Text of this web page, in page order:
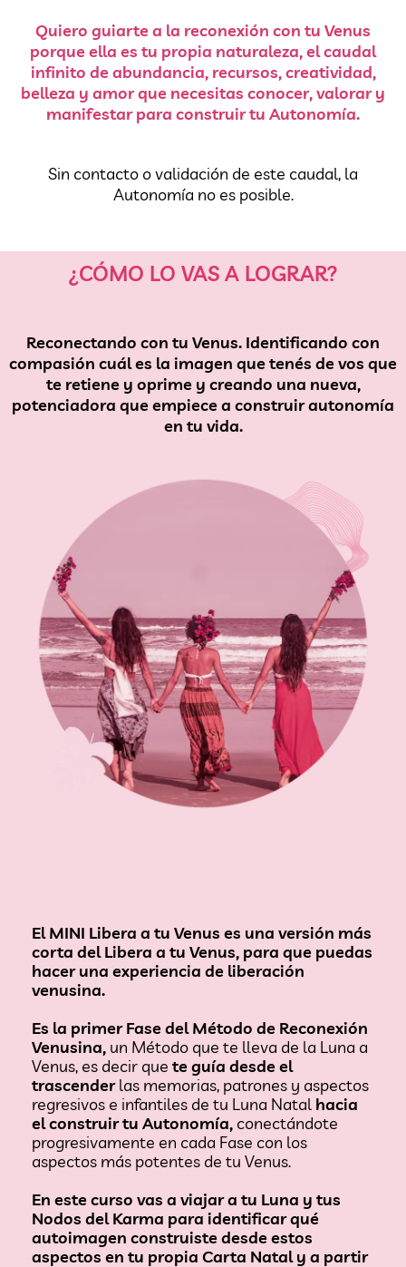
Quiero guiarte a la reconexión con tu Venus
porque ella es tu propia naturaleza, el caudal
infinito de abundancia, recursos, creatividad,
belleza y amor que necesitas conocer, valorar y
manifestar para construir tu Autonomía.
Sin contacto o validación de este caudal, la
Autonomía no es posible.
¿CÓMO LO VAS A LOGRAR?
Reconectando con tu Venus. Identificando con
compasión cuál es la imagen que tenés de vos que
te retiene y oprime y creando una nueva,
potenciadora que empiece a construir autonomía
en tu vida.
El MINI Libera a tu Venus es una versión más
corta del Libera a tu Venus, para que puedas
hacer una experiencia de liberación
venusina.
Es la primer Fase del Método de Reconexión
Venusina, un Método que te lleva de la Luna a
Venus, es decir que te guía desde el
trascenderlas memorias, patrones y aspectos
regresivos e infantiles de tu Luna Natal hacia
el construir tu Autonomía, conectándote
progresivamente en cada Fase con los
aspectos más potentes de tu Venus.
En este curso vas a viajar a tu Luna y tus
Nodos del Karma para identificar qué
autoimagen construiste desde estos
aspectos en tu propia Carta Natal y a partir